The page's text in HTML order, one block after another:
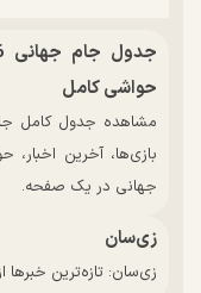
حواشی کامل
بازی‌ها، آخرین
جهانی در یک صفحه.
زی‌سان
زی‌سان: تازه‌ترین خبرها